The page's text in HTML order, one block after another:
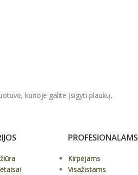
kurioje galite įsigyti plaukų,
PROFESIONALAMS
Kirpėjams
Visažistams